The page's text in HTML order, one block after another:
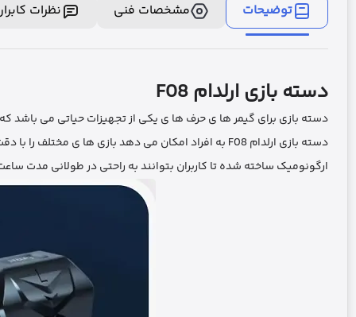
توضیحات مشخصات فنی نظرات
دسته بازی ارلدام F08
دسته بازی برای گیمر ها ی حرف ها ی یکی از تجهیزات حیاتی می
دسته بازی ارلدام F08 به افراد امکان می ‌دهد بازی‌ ها ی مختلف را با دقت و کنترل بهتری تجربه کنند . این دسته ارلدام با ابعاد مناسب و طراحی
ارگونومیک ساخته شده تا کاربران بتوانند به راحتی در طولانی مدت